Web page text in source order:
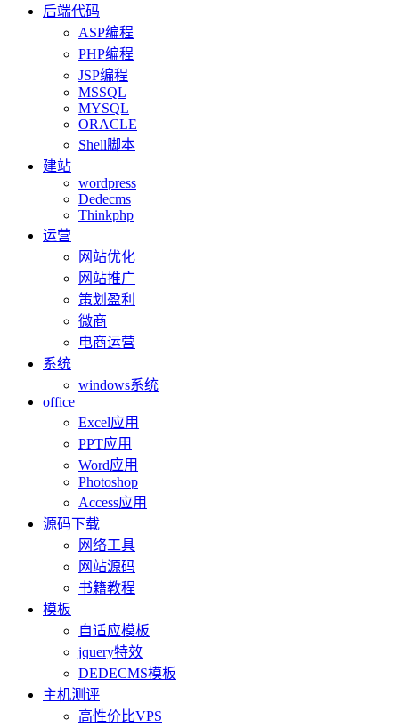
后端代码
ASP编程
PHP编程
JSP编程
MSSQL
MYSQL
ORACLE
Shell脚本
建站
wordpress
Dedecms
Thinkphp
运营
网站优化
网站推广
策划盈利
微商
电商运营
系统
windows系统
office
Excel应用
PPT应用
Word应用
Photoshop
Access应用
源码下载
网络工具
网站源码
书籍教程
模板
自适应模板
jquery特效
DEDECMS模板
主机测评
高性价比VPS